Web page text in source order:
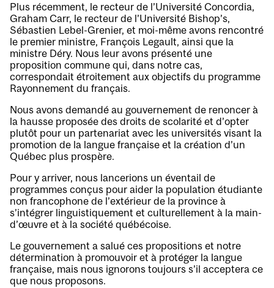
Plus récemment, le recteur de l’Université Concordia,
Graham Carr, le recteur de l’Université Bishop’s,
Sébastien Lebel-Grenier, et moi-même avons rencontré
le premier ministre, François Legault, ainsi que la
ministre Déry. Nous leur avons présenté une
proposition commune qui, dans notre cas,
correspondait étroitement aux objectifs du programme
Rayonnement du français.
Nous avons demandé au gouvernement de renoncer à
la hausse proposée des droits de scolarité et d’opter
plutôt pour un partenariat avec les universités visant la
promotion de la langue française et la création d’un
Québec plus prospère.
Pour y arriver, nous lancerions un éventail de
programmes conçus pour aider la population étudiante
non francophone de l’extérieur de la province à
s’intégrer linguistiquement et culturellement à la main-
d’œuvre et à la société québécoise.
Le gouvernement a salué ces propositions et notre
détermination à promouvoir et à protéger la langue
française, mais nous ignorons toujours s’il acceptera ce
que nous proposons.